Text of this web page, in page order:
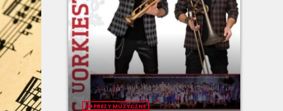
IMPREZY MUZYCZNE